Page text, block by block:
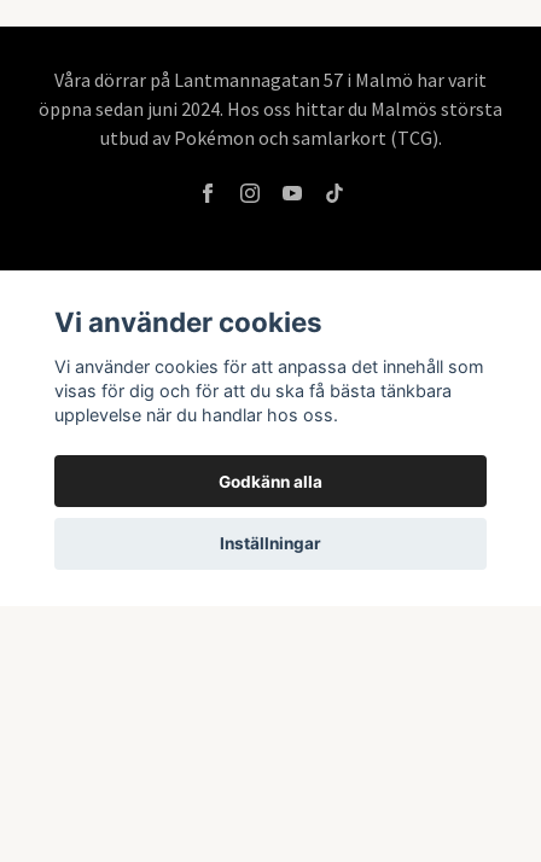
Våra dörrar på Lantmannagatan 57 i Malmö har varit
öppna sedan juni 2024. Hos oss hittar du Malmös största
utbud av Pokémon och samlarkort (TCG).
Kontakta oss
Köpvillkor
Prenumerera på vårt nyhetsbrev
Vi använder cookies
Vi använder cookies för att anpassa det innehåll som
visas för dig och för att du ska få bästa tänkbara
upplevelse när du handlar hos oss.
Godkänn alla
Inställningar